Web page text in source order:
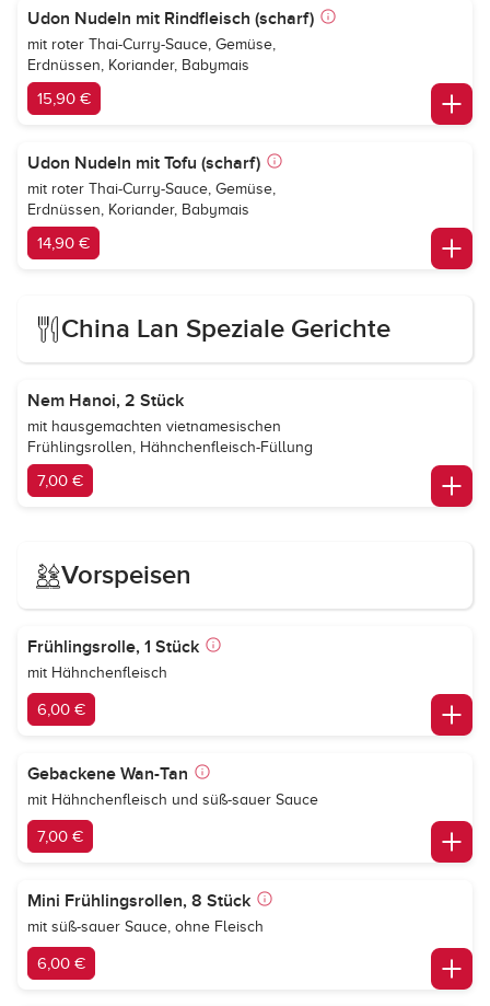
Udon Nudeln mit Rindfleisch (scharf)
mit roter Thai-Curry-Sauce, Gemüse,
Erdnüssen, Koriander, Babymais
15,90 €
Udon Nudeln mit Tofu (scharf)
mit roter Thai-Curry-Sauce, Gemüse,
Erdnüssen, Koriander, Babymais
14,90 €
China Lan Speziale Gerichte
Nem Hanoi, 2 Stück
mit hausgemachten vietnamesischen
Frühlingsrollen, Hähnchenfleisch-Füllung
7,00 €
Vorspeisen
Frühlingsrolle, 1 Stück
mit Hähnchenfleisch
6,00 €
Gebackene Wan-Tan
mit Hähnchenfleisch und süß-sauer Sauce
7,00 €
Mini Frühlingsrollen, 8 Stück
mit süß-sauer Sauce, ohne Fleisch
6,00 €